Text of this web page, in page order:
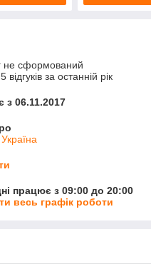
не сформований
за останній рік
з 06.11.2017
працює з 09:00 до 20:00
весь графік роботи